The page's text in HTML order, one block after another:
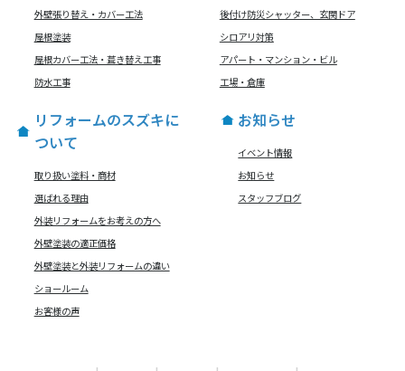
外壁張り替え・カバー工法
屋根塗装
屋根カバー工法・葺き替え工事
防水工事
後付け防災シャッター、玄関ドア
シロアリ対策
アパート・マンション・ビル
工場・倉庫
リフォームのスズキに
ついて
取り扱い塗料・商材
選ばれる理由
外装リフォームをお考えの方へ
外壁塗装の適正価格
外壁塗装と外装リフォームの違い
ショールーム
お客様の声
お知らせ
イベント情報
お知らせ
スタッフブログ